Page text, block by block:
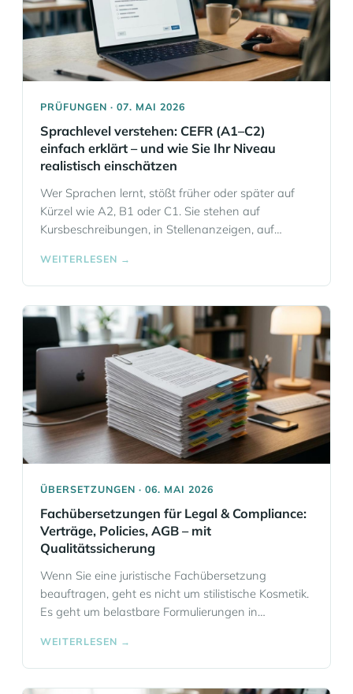
Informationen
PRÜFUNGEN · 07. MAI 2026
Sprachlevel verstehen: CEFR (A1–C2)
einfach erklärt – und wie Sie Ihr Niveau
realistisch einschätzen
Wer Sprachen lernt, stößt früher oder später auf
Kürzel wie A2, B1 oder C1. Sie stehen auf
Kursbeschreibungen, in Stellenanzeigen, auf
nutzen diese Bezeichnungen ganz
selbstverständlich, ohne genau zu wissen, was
dahintersteckt. Dabei sind die CEFR-Sprachniveaus
weit mehr als grobe Etiketten. Sie helfen dabei,
Lernziele klarer zu fassen, passende Kurse… Mehr
Informationen
WEITERLESEN →
ÜBERSETZUNGEN · 06. MAI 2026
Fachübersetzungen für Legal & Compliance:
Verträge, Policies, AGB – mit
Qualitätssicherung
Wenn Sie eine juristische Fachübersetzung
beauftragen, geht es nicht um stilistische Kosmetik.
Es geht um belastbare Formulierungen in
Unterlagen, bei denen Nuancen wie „muss“, „soll“,
„shall“ oder „may“ rechtlich und wirtschaftlich
relevant sein können. Eloquia Sprachschule
WEITERLESEN →